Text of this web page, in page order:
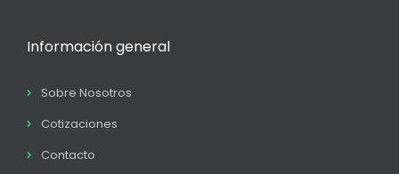
Información general
Sobre Nosotros
Cotizaciones
Contacto